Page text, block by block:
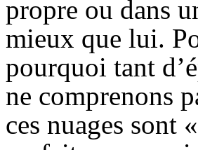
propre ou dans
mieux que lui.
pourquoi tant
ne comprenons
ces nuages sont